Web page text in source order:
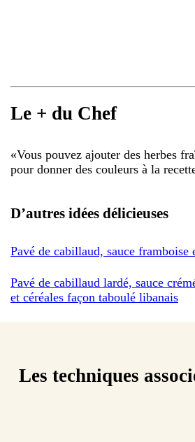
Le + du Chef
«Vous pouvez ajouter des herbes
pour donner des couleurs à la
D’autres idées délicieuses
Pavé de cabillaud, sauce framboise
Pavé de cabillaud lardé, sauce
et céréales façon taboulé libanais
Les techniques